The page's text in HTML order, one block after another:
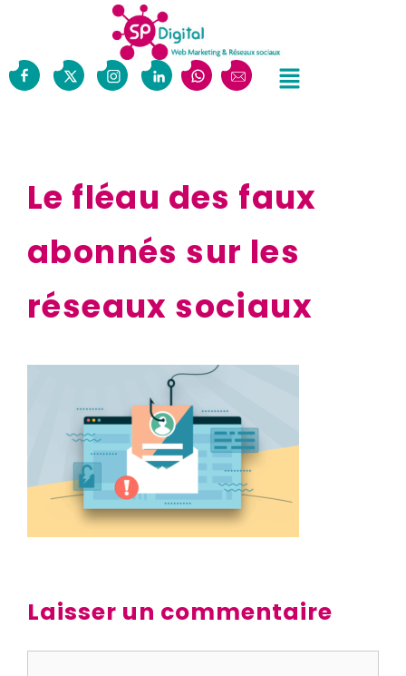
Le fléau des faux
abonnés sur les
réseaux sociaux
Laisser un commentaire